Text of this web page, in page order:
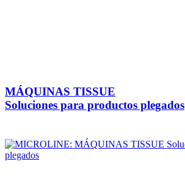
MÁQUINAS TISSUE
Soluciones para productos plegados